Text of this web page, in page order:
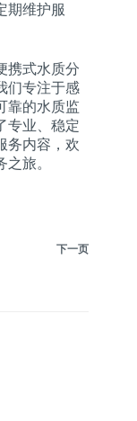
期维护服
携式水质分
们专注于感
靠的水质监
专业、稳定
务内容，欢
旅。
下一页